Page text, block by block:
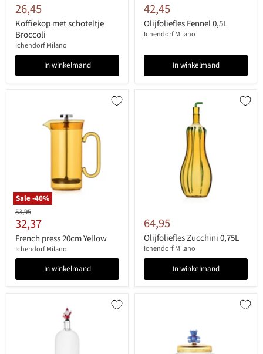
26,45
Koffiekop met schoteltje
Broccoli
Ichendorf Milano
In winkelmand
42,45
Olijfoliefles Fennel 0,5L
Ichendorf Milano
In winkelmand
Sale -40%
Originele
prijs
53,95
Huidige
prijs
32,37
French press 20cm Yellow
Ichendorf Milano
In winkelmand
64,95
Olijfoliefles Zucchini 0,75L
Ichendorf Milano
In winkelmand